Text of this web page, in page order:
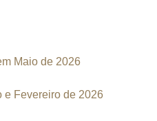
Maio de 2026
e Fevereiro de 2026